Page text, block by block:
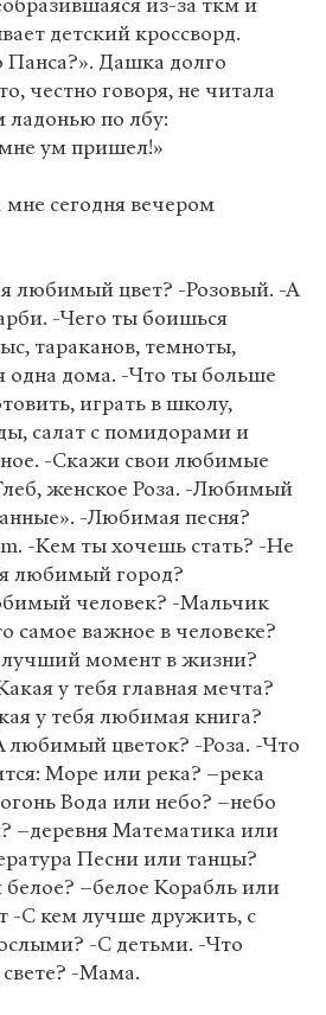
детский кроссворд.
Дашка долго
честно говоря, не читала
по лбу:
ум пришел!»
сегодня вечером
любимый цвет? -Розовый. -А
-Чего ты боишься
тараканов, темноты,
одна дома. -Что ты больше
играть в школу,
салат с помидорами и
-Скажи свои любимые
женское Роза. -Любимый
-Любимая песня?
-Кем ты хочешь стать? -Не
любимый город?
человек? -Мальчик
самое важное в человеке?
момент в жизни?
у тебя главная мечта?
у тебя любимая книга?
любимый цветок? -Роза. -Что
Море или река? –река
Вода или небо? –небо
–деревня Математика или
Песни или танцы?
–белое Корабль или
-С кем лучше дружить, с
-С детьми. -Что
-Мама.